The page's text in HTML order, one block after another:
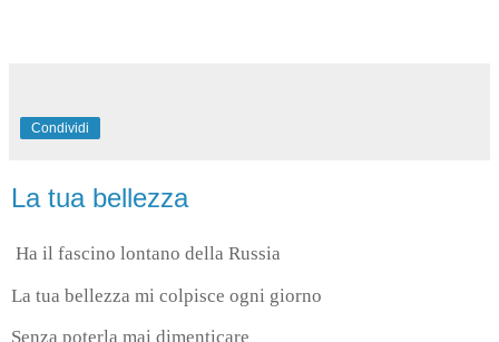
Condividi
La tua bellezza
Ha il fascino lontano della Russia
La tua bellezza mi colpisce ogni giorno
Senza poterla mai dimenticare